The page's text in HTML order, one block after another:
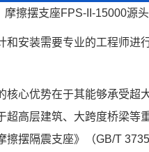
摩擦摆支座FPS-II-15000源
和安装需要专业的工程师进
核心优势在于其能够承受超
超高层建筑、大跨度桥梁等
擦摆隔震支座》（GB/T